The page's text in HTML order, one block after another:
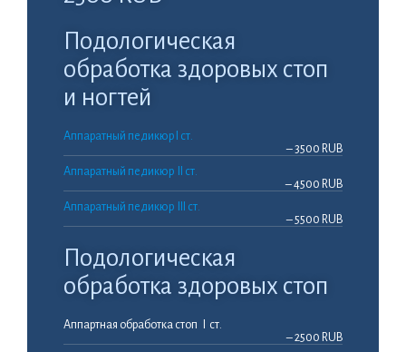
Подологическая
обработка здоровых стоп
и ногтей
Аппаратный педикюр I ст.
– 3500 RUB
Аппаратный педикюр II ст.
– 4500 RUB
Аппаратный педикюр III ст.
– 5500 RUB
Подологическая
обработка здоровых стоп
Аппартная обработка стоп I ст.
– 2500 RUB